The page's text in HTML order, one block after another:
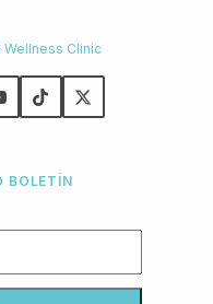
BOLETÍN